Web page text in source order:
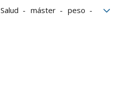
Salud máster
peso